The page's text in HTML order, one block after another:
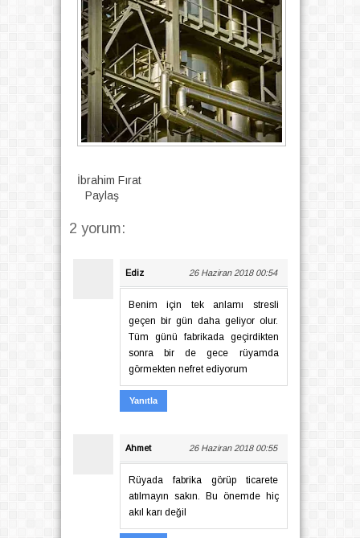
İbrahim Fırat
Paylaş
2 yorum:
Ediz 26 Haziran 2018 00:54
Benim için tek anlamı stresli
geçen bir gün daha geliyor olur.
Tüm günü fabrikada geçirdikten
sonra bir de gece rüyamda
görmekten nefret ediyorum
Yanıtla
Ahmet 26 Haziran 2018 00:55
Rüyada fabrika görüp ticarete
atılmayın sakın. Bu önemde hiç
akıl karı değil